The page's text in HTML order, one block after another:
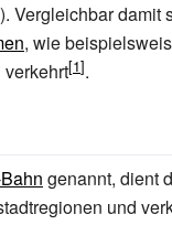
Vergleichbar
, wie
.
genannt, dient
und